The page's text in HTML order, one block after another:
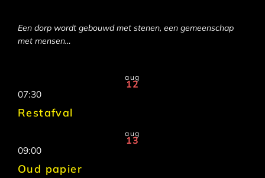
Een dorp wordt gebouwd met stenen, een gemeenschap
met mensen…
aug
12
07:30
Restafval
aug
13
09:00
Oud papier